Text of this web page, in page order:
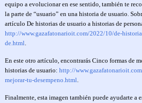
equipo a evolucionar en ese sentido, también te
la parte de “usuario” en una historia de usuario.
artículo De historias de usuario a historias de
http://www.gazafatonarioit.com/2022/10/de-
de.html.
En este otro artículo, encontrarás Cinco formas de
historias de usuario: http://
mejorar-tu-desempeno.html.
Finalmente, esta imagen también puede ayudarte a